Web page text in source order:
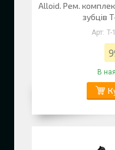
Alloid. Рем.
зубців
T-
В